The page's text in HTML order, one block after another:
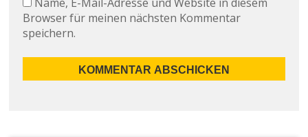
Browser für meinen nächsten Kommentar
speichern.